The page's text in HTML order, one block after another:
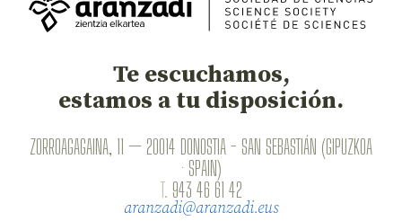
Te escuchamos,
estamos a tu disposición.
ZORROAGAGAINA, 11 — 20014 DONOSTIA - SAN SEBASTIÁN (GIPUZKOA
· SPAIN)
T. 943 46 61 42
aranzadi@aranzadi.eus